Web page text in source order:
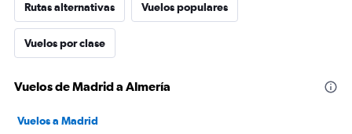
Rutas alternativas Vuelos populares
Vuelos por clase
Vuelos de Madrid a Almería
Vuelos a Madrid